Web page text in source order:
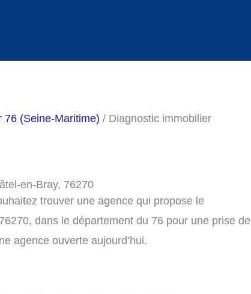
76 (Seine-Maritime) / Diagnostic immobilier
en-Bray, 76270
trouver une agence qui propose le
dans le département du 76 pour une prise de
agence ouverte aujourd’hui.